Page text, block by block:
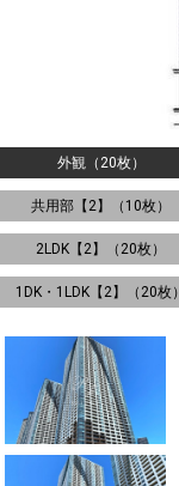
外観（20枚）
共用部【2】（10枚）
2LDK【2】（20枚）
1DK・1LDK【2】（20枚）